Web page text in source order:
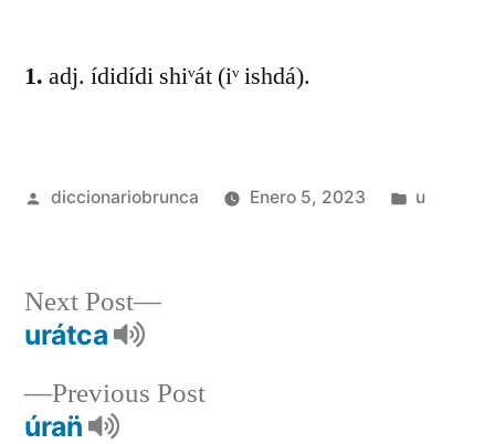
1. adj. ídidídi shiᵛát (iᵛ ishdá).
diccionariobrunca Enero 5, 2023 u
Previous Post
úran̈
Next Post
urátca